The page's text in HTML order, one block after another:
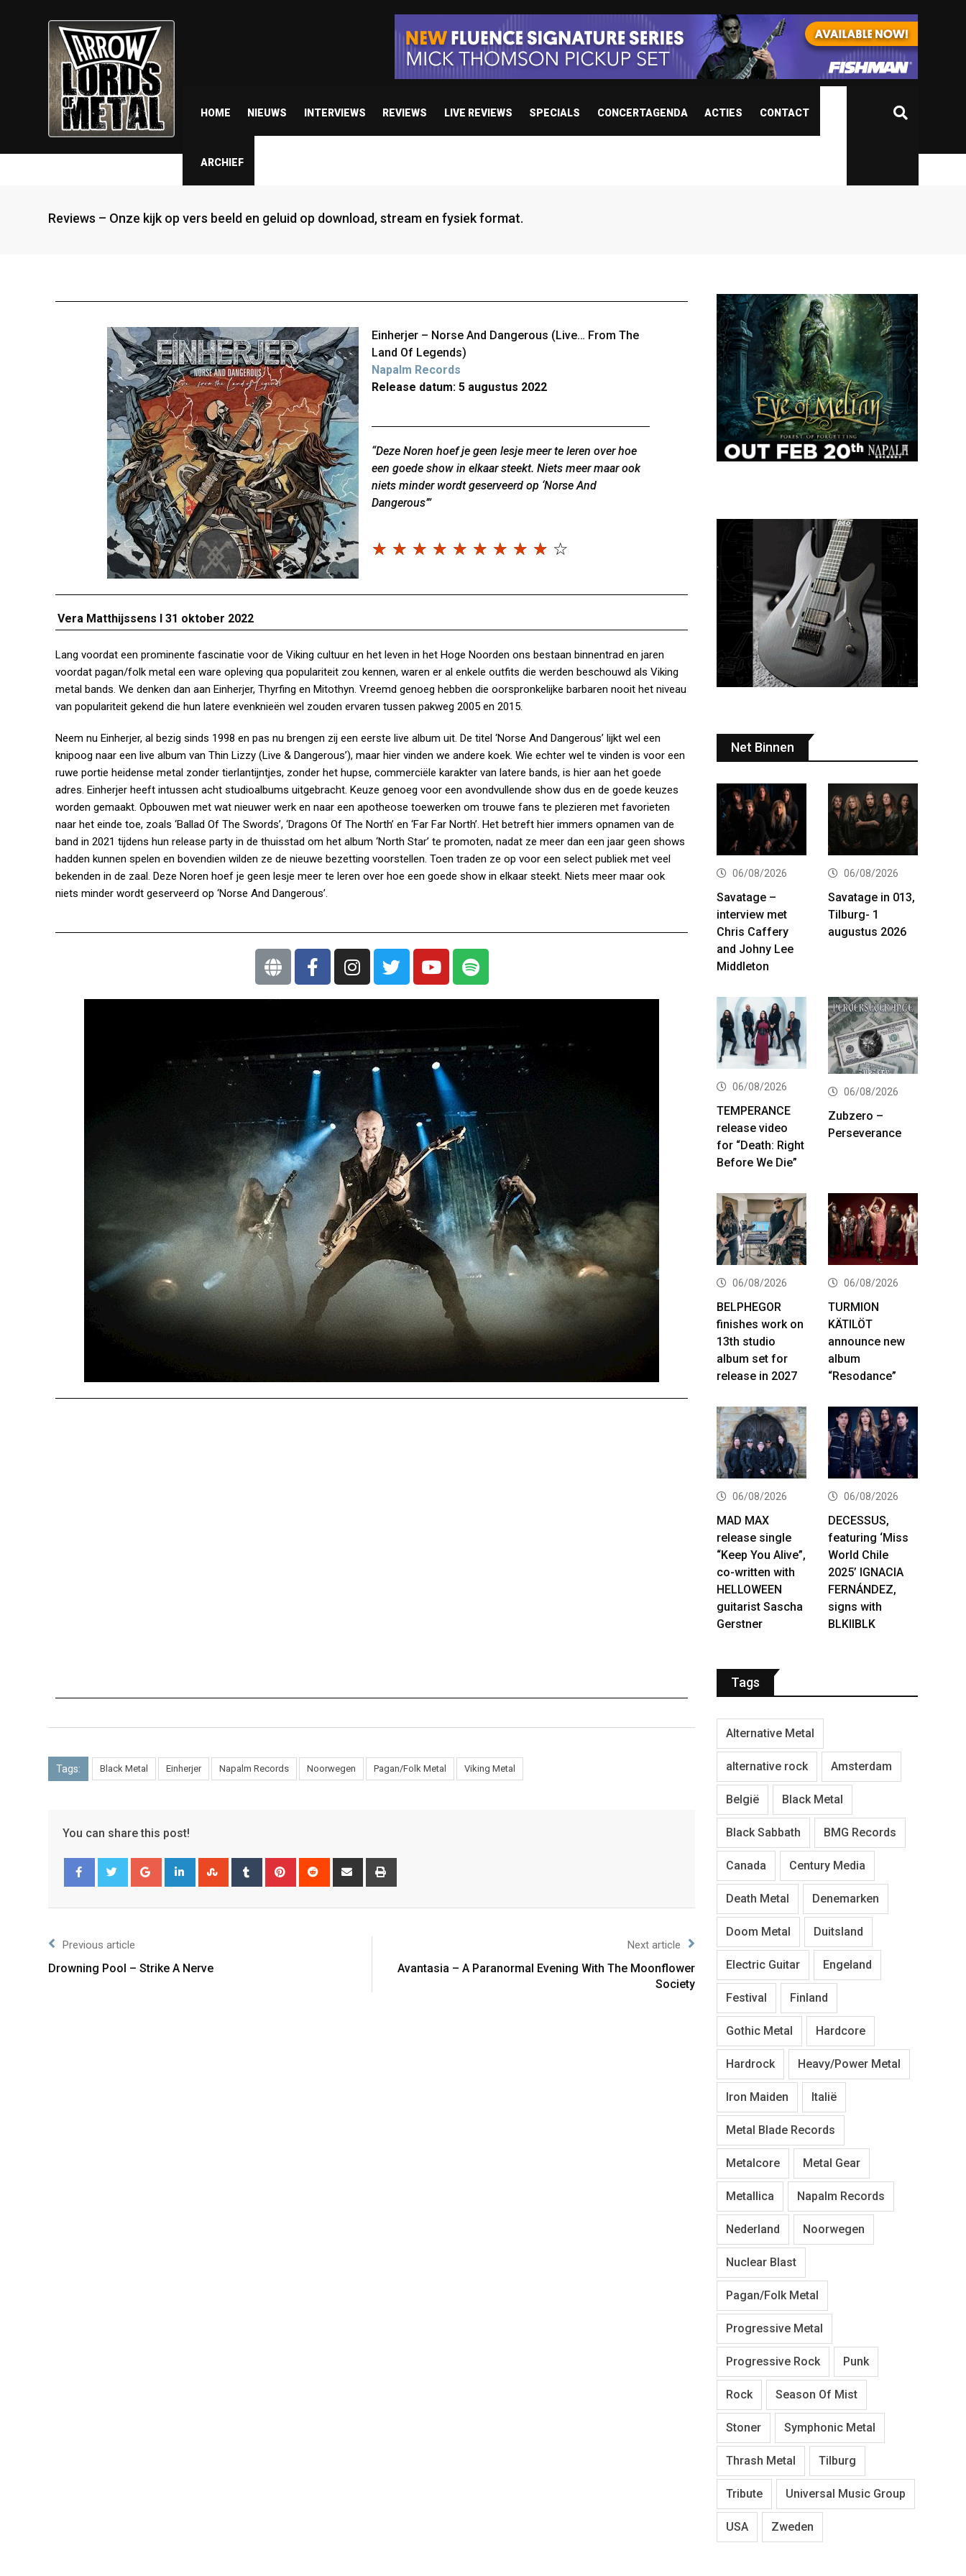
HOME NIEUWS INTERVIEWS REVIEWS LIVE REVIEWS SPECIALS CONCERTAGENDA ACTIES CONTACT
ARCHIEF
Reviews – Onze kijk op vers beeld en geluid op download, stream en fysiek format.
Einherjer – Norse And Dangerous (Live… From The
Land Of Legends)
Napalm Records
Release datum: 5 augustus 2022
“Deze Noren hoef je geen lesje meer te leren over hoe
een goede show in elkaar steekt. Niets meer maar ook
niets minder wordt geserveerd op ‘Norse And
Dangerous’”
☆ ☆ ☆ ☆ ☆ ☆ ☆ ☆ ☆ ☆
Vera Matthijssens I 31 oktober 2022
Lang voordat een prominente fascinatie voor de Viking cultuur en het leven in het Hoge Noorden ons bestaan binnentrad en jaren
voordat pagan/folk metal een ware opleving qua populariteit zou kennen, waren er al enkele outfits die werden beschouwd als Viking
metal bands. We denken dan aan Einherjer, Thyrfing en Mitothyn. Vreemd genoeg hebben die oorspronkelijke barbaren nooit het niveau
van populariteit gekend die hun latere evenknieën wel zouden ervaren tussen pakweg 2005 en 2015.
Neem nu Einherjer, al bezig sinds 1998 en pas nu brengen zij een eerste live album uit. De titel ‘Norse And Dangerous’ lijkt wel een
knipoog naar een live album van Thin Lizzy (Live & Dangerous’), maar hier vinden we andere koek. Wie echter wel te vinden is voor een
ruwe portie heidense metal zonder tierlantijntjes, zonder het hupse, commerciële karakter van latere bands, is hier aan het goede
adres. Einherjer heeft intussen acht studioalbums uitgebracht. Keuze genoeg voor een avondvullende show dus en de goede keuzes
worden gemaakt. Opbouwen met wat nieuwer werk en naar een apotheose toewerken om trouwe fans te plezieren met favorieten
naar het einde toe, zoals ‘Ballad Of The Swords’, ‘Dragons Of The North’ en ‘Far Far North’. Het betreft hier immers opnamen van de
band in 2021 tijdens hun release party in de thuisstad om het album ‘North Star’ te promoten, nadat ze meer dan een jaar geen shows
hadden kunnen spelen en bovendien wilden ze de nieuwe bezetting voorstellen. Toen traden ze op voor een select publiek met veel
bekenden in de zaal. Deze Noren hoef je geen lesje meer te leren over hoe een goede show in elkaar steekt. Niets meer maar ook
niets minder wordt geserveerd op ‘Norse And Dangerous’.
Tags: Black Metal Einherjer Napalm Records Noorwegen Pagan/Folk Metal Viking Metal
You can share this post!
Previous article
Drowning Pool – Strike A Nerve
Next article
Avantasia – A Paranormal Evening With The Moonflower
Society
Net Binnen
06/08/2026
Savatage –
interview met
Chris Caffery
and Johny Lee
Middleton
06/08/2026
Savatage in 013,
Tilburg- 1
augustus 2026
06/08/2026
TEMPERANCE
release video
for “Death: Right
Before We Die”
06/08/2026
Zubzero –
Perseverance
06/08/2026
BELPHEGOR
finishes work on
13th studio
album set for
release in 2027
06/08/2026
TURMION
KÄTILÖT
announce new
album
“Resodance”
06/08/2026
MAD MAX
release single
“Keep You Alive”,
co-written with
HELLOWEEN
guitarist Sascha
Gerstner
06/08/2026
DECESSUS,
featuring ‘Miss
World Chile
2025’ IGNACIA
FERNÁNDEZ,
signs with
BLKIIBLK
Tags
Alternative Metal
alternative rock Amsterdam
België Black Metal
Black Sabbath BMG Records
Canada Century Media
Death Metal Denemarken
Doom Metal Duitsland
Electric Guitar Engeland
Festival Finland
Gothic Metal Hardcore
Hardrock Heavy/Power Metal
Iron Maiden Italië
Metal Blade Records
Metalcore Metal Gear
Metallica Napalm Records
Nederland Noorwegen
Nuclear Blast
Pagan/Folk Metal
Progressive Metal
Progressive Rock Punk
Rock Season Of Mist
Stoner Symphonic Metal
Thrash Metal Tilburg
Tribute Universal Music Group
USA Zweden